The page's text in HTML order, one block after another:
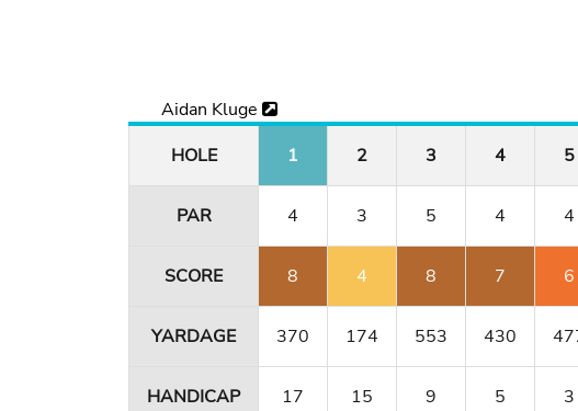
Aidan Kluge
HOLE
1 2 3 4 5
PAR 4 3 5 4 4
SCORE 8 4 8 7 6
YARDAGE 370 174 553 430
HANDICAP 17 15 9 5 3